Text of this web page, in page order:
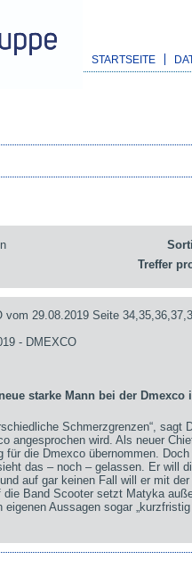
STARTSEITE
Treffer
vom 29.08.2019 Seite
- DMEXCO
starke Mann bei der
Schmerzgrenzen“, sagt
angesprochen wird. Als neuer
für die Dmexco übernommen.
das – noch – gelassen. Er will
auf gar keinen Fall will er mit
Band Scooter setzt Matyka
Aussagen sogar „kurzfristig